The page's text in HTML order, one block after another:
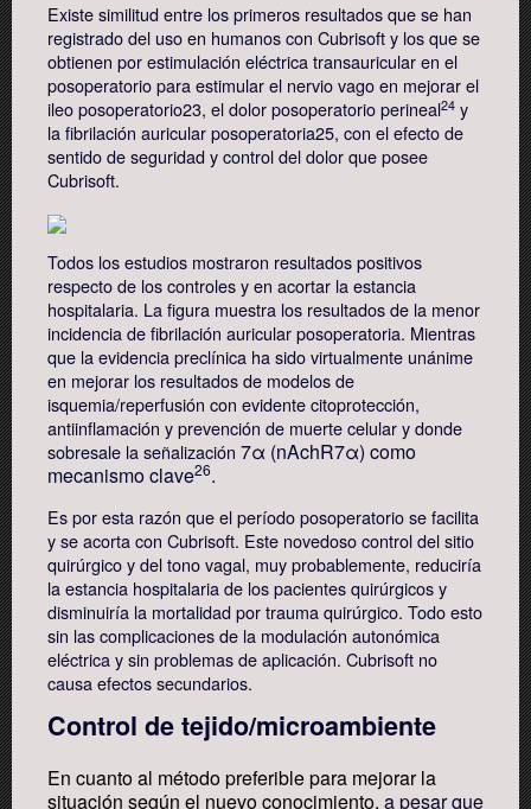
Existe similitud entre los primeros resultados que se han
registrado del uso en humanos con Cubrisoft y los que se
obtienen por estimulación eléctrica transauricular en el
posoperatorio para estimular el nervio vago en mejorar el
ileo posoperatorio23, el dolor posoperatorio perineal24 y
la fibrilación auricular posoperatoria25, con el efecto de
sentido de seguridad y control del dolor que posee
Cubrisoft.
Todos los estudios mostraron resultados positivos
respecto de los controles y en acortar la estancia
hospitalaria. La figura muestra los resultados de la menor
incidencia de fibrilación auricular posoperatoria. Mientras
que la evidencia preclínica ha sido virtualmente unánime
en mejorar los resultados de modelos de
isquemia/reperfusión con evidente citoprotección,
antiinflamación y prevención de muerte celular y donde
sobresale la señalización 7α (nAchR7α) como
mecanismo clave26.
Es por esta razón que el período posoperatorio se facilita
y se acorta con Cubrisoft. Este novedoso control del sitio
quirúrgico y del tono vagal, muy probablemente, reduciría
la estancia hospitalaria de los pacientes quirúrgicos y
disminuiría la mortalidad por trauma quirúrgico. Todo esto
sin las complicaciones de la modulación autonómica
eléctrica y sin problemas de aplicación. Cubrisoft no
causa efectos secundarios.
Control de tejido/microambiente
En cuanto al método preferible para mejorar la
situación según el nuevo conocimiento, a pesar que